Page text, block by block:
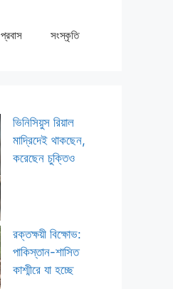
প্রবাস সংস্কৃতি
ভিনিসিয়ুস রিয়াল
মাদ্রিদেই থাকছেন,
করেছেন চুক্তিও
রক্তক্ষয়ী বিক্ষোভ:
পাকিস্তান-শাসিত
কাশ্মীরে যা হচ্ছে